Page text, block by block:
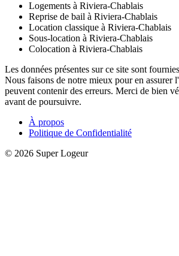
Logements à Riviera-Chablais
Reprise de bail à Riviera-Chablais
Location classique à Riviera-Chablais
Sous-location à Riviera-Chablais
Colocation à Riviera-Chablais
Les données présentes sur ce site sont
Nous faisons de notre mieux pour en assurer
peuvent contenir des erreurs. Merci de bien
avant de poursuivre.
À propos
Politique de Confidentialité
© 2026 Super Logeur